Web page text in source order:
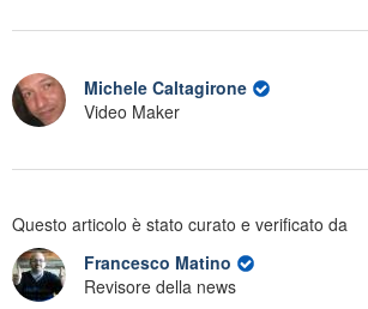
Michele Caltagirone
Video Maker
Questo articolo è stato curato e verificato da
Francesco Matino
Revisore della news